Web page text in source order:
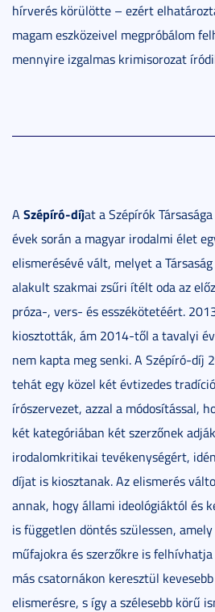
hírverés körülötte – ezért
magam eszközeivel megpróbálom
mennyire izgalmas krimisorozat
A Szépíró-díjat a Szépírók
évek során a magyar irodalmi élet
elismerésévé vált, melyet a
alakultszakmai zsűri ítélt oda az
próza-, vers- és esszékötetéért.
kiosztották, ám 2014-től a tavalyi
nem kapta meg senki. A Szépíró-díj
tehát egy közel két évtizedes
írószervezet, azzal a módosítással,
két kategóriában két szerzőnek
irodalomkritikai tevékenységért,
díjat is kiosztanak.Az elismerés
annak, hogy állami ideológiáktól és
is független döntés szülessen,
műfajokra és szerzőkre is
más csatornákon keresztül
elismerésre, s így a szélesebb körű